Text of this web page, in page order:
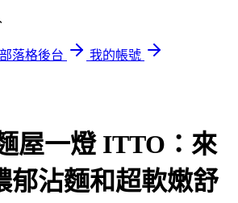
落格後台
我的帳號
屋一燈 ITTO：來
郁沾麵和超軟嫩舒